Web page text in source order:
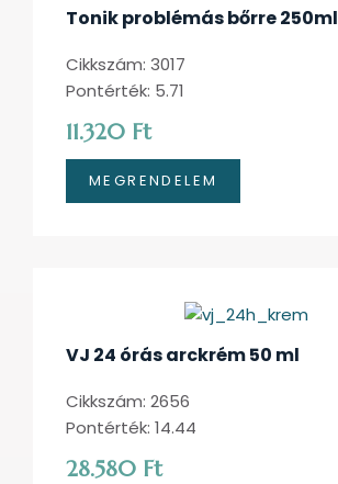
Tonik problémás bőrre 250ml
Cikkszám: 3017
Pontérték: 5.71
11.320 Ft
VJ 24 órás arckrém 50 ml
Cikkszám: 2656
Pontérték: 14.44
28.580 Ft